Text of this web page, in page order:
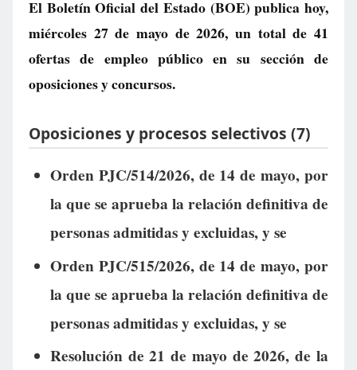
El Boletín Oficial del Estado (BOE) publica hoy,
miércoles 27 de mayo de 2026, un total de 41
ofertas de empleo públicoen su sección de
oposiciones y concursos.
Oposiciones y procesos selectivos (7)
Orden PJC/514/2026, de 14 de mayo, por
la que se aprueba la relación definitiva de
personas admitidas y excluidas, y se
Orden PJC/515/2026, de 14 de mayo, por
la que se aprueba la relación definitiva de
personas admitidas y excluidas, y se
Resolución de 21 de mayo de 2026, de la